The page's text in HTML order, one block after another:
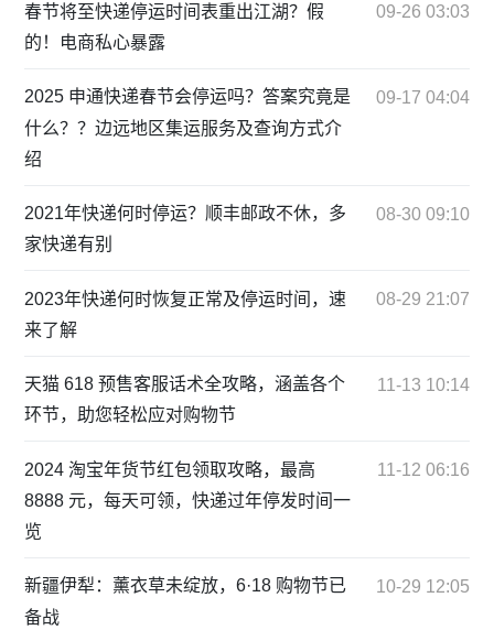
春节将至快递停运时间表重出江湖？假
的！电商私心暴露
09-26 03:03
2025 申通快递春节会停运吗？答案究竟是
什么？？边远地区集运服务及查询方式介
绍
09-17 04:04
2021年快递何时停运？顺丰邮政不休，多
家快递有别
08-30 09:10
2023年快递何时恢复正常及停运时间，速
来了解
08-29 21:07
天猫 618 预售客服话术全攻略，涵盖各个
环节，助您轻松应对购物节
11-13 10:14
2024 淘宝年货节红包领取攻略，最高
8888 元，每天可领，快递过年停发时间一
览
11-12 06:16
新疆伊犁：薰衣草未绽放，6·18 购物节已
备战
10-29 12:05